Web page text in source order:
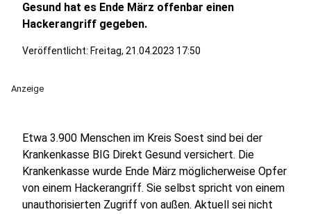
Gesund hat es Ende März offenbar einen
Hackerangriff gegeben.
Veröffentlicht: Freitag, 21.04.2023 17:50
Anzeige
Etwa 3.900 Menschen im Kreis Soest sind bei der
Krankenkasse BIG Direkt Gesund versichert. Die
Krankenkasse wurde Ende März möglicherweise Opfer
von einem Hackerangriff. Sie selbst spricht von einem
unauthorisierten Zugriff von außen. Aktuell sei nicht